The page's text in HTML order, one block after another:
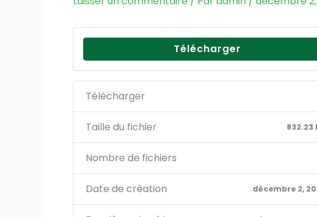
Télécharger
Télécharger
Taille du fichier 832.23
Nombre de fichiers
Date de création décembre 2,